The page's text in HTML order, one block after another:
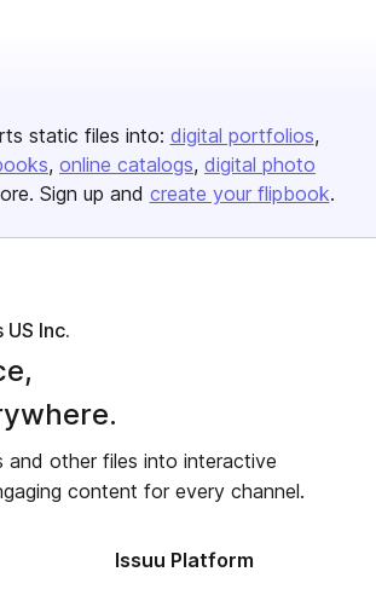
static files into: digital portfolios
online catalogs digital photo
Sign up and create your flipbook.
Inc.
and other files into interactive
content for every channel.
Issuu Platform